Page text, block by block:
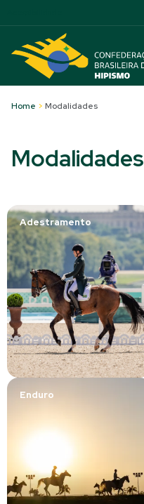
Home > Modalidades
Modalidades
Adestramento
Enduro